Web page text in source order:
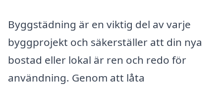
Byggstädning är en viktig del av varje
byggprojekt och säkerställer att din nya
bostad eller lokal är ren och redo för
användning. Genom att låta